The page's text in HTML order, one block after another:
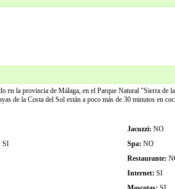
en la provincia de Málaga, en el Parque Natural "Sierra
de la Costa del Sol están a poco más de 30 minutos en
Jacuzzi: NO
SI Spa: NO
Restaurante:
Internet: SI